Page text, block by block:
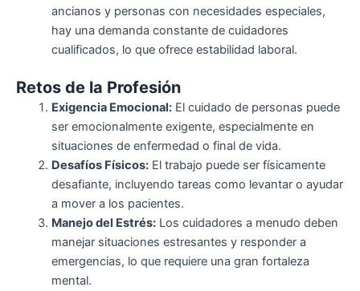
ancianos y personas con necesidades especiales,
hay una demanda constante de cuidadores
cualificados, lo que ofrece estabilidad laboral.
Retos de la Profesión
Exigencia Emocional:El cuidado de personas puede
ser emocionalmente exigente, especialmente en
situaciones de enfermedad o final de vida.
Desafíos Físicos:El trabajo puede ser físicamente
desafiante, incluyendo tareas como levantar o ayudar
a mover a los pacientes.
Manejo del Estrés:Los cuidadores a menudo deben
manejar situaciones estresantes y responder a
emergencias, lo que requiere una gran fortaleza
mental.